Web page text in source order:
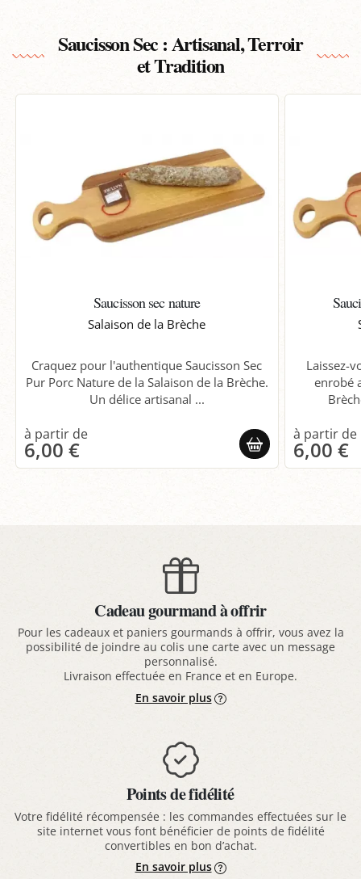
Saucisson Sec : Artisanal, Terroir
et Tradition
Saucisson sec nature
Salaison de la Brèche
Craquez pour l'authentique Saucisson Sec
Pur Porc Nature de la Salaison de la Brèche.
Un délice artisanal ...
6,00 €
Laissez-
enrobé
6,00 €
Cadeau gourmand à offrir
Pour les cadeaux et paniers gourmands à offrir, vous avez la
possibilité de joindre au colis une carte avec un message
personnalisé.
Livraison effectuée en France et en Europe.
En savoir plus
Points de fidélité
Votre fidélité récompensée : les commandes effectuées sur le
site internet vous font bénéficier de points de fidélité
convertibles en bon d’achat.
En savoir plus